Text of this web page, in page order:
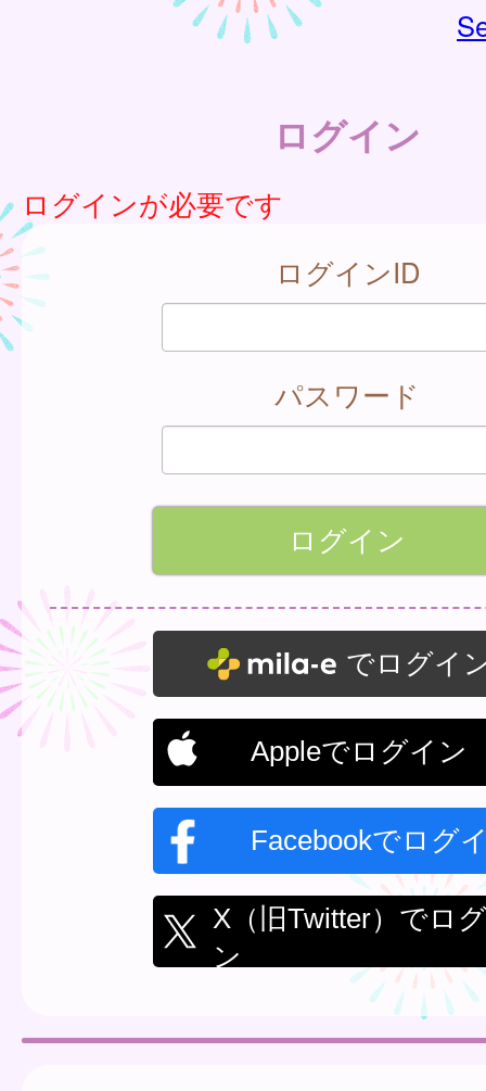
ログイン
ログインが必要です
ログインID
パスワード
でログイ
Appleでログイン
Facebookでログ
X（旧Twitter）でロ
ン